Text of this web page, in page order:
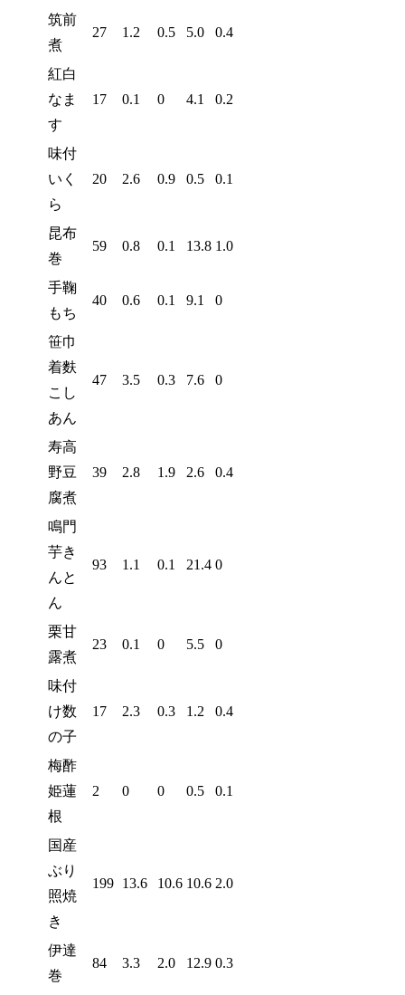
筑前
煮
27 1.2 0.5 5.0 0.4
紅白
なま
す
17 0.1 0 4.1 0.2
味付
いく
ら
20 2.6 0.9 0.5 0.1
昆布
巻
59 0.8 0.1 13.8 1.0
手鞠
もち
40 0.6 0.1 9.1 0
笹巾
着麩
こし
あん
47 3.5 0.3 7.6 0
寿高
野豆
腐煮
39 2.8 1.9 2.6 0.4
鳴門
芋き
んと
ん
93 1.1 0.1 21.4 0
栗甘
露煮
23 0.1 0 5.5 0
味付
け数
の子
17 2.3 0.3 1.2 0.4
梅酢
姫蓮
根
2 0 0 0.5 0.1
国産
ぶり
照焼
き
199 13.6 10.6 10.6 2.0
伊達
巻
84 3.3 2.0 12.9 0.3